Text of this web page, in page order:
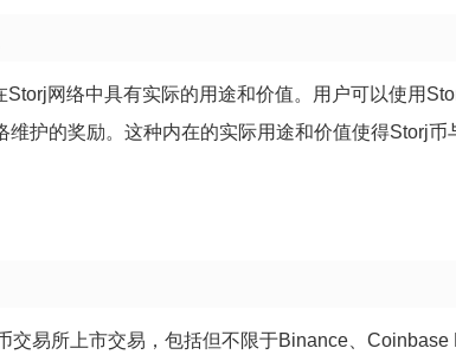
Storj网络中具有实际的用途和价值。用户可以使用
维护的奖励。这种内在的实际用途和价值使得Storj币
交易所上市交易，包括但不限于Binance、Coinbase